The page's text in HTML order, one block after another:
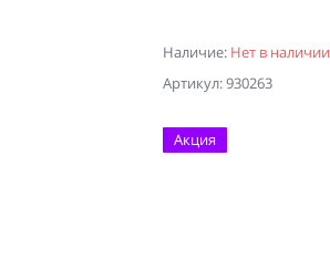
Наличие: Нет в наличии
Артикул: 930263
Акция